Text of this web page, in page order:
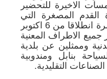
الاخيرة للتحضير
القدم المصغرة التي
ستحتضنها مدينة نابل لأول مرة انطلاقا من 6 اكتوبر
بحضور جميع الاطراف المعنية
وممثلين عن بلدية
بنابل ومندوبية
التقليدية.